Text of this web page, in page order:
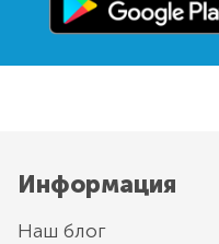
Информация
Наш блог